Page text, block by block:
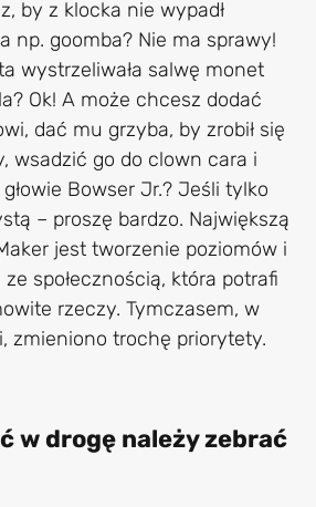
by z klocka nie wypadł
np. goomba? Nie ma sprawy!
wystrzeliwała salwę monet
Ok! A może chcesz dodać
dać mu grzyba, by zrobił się
wsadzić go do clown cara i
Bowser Jr.? Jeśli tylko
– proszę bardzo. Największą
jest tworzenie poziomów i
społecznością, która potrafi
rzeczy. Tymczasem, w
zmieniono trochę priorytety.
w drogę należy zebrać